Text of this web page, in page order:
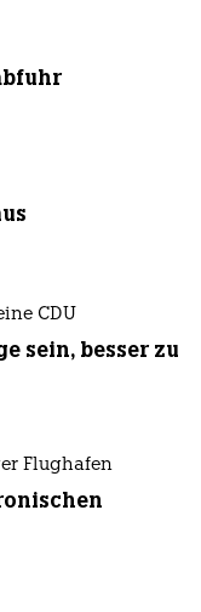
CDU
sein, besser zu
Flughafen